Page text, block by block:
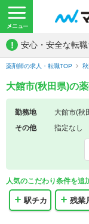
! 安心・安全な転職
薬剤師の求人・転職TOP
大館市(秋田県)の
勤務地
大館市(秋
その他
指定なし
人気のこだわり条件を追
駅チカ 残業